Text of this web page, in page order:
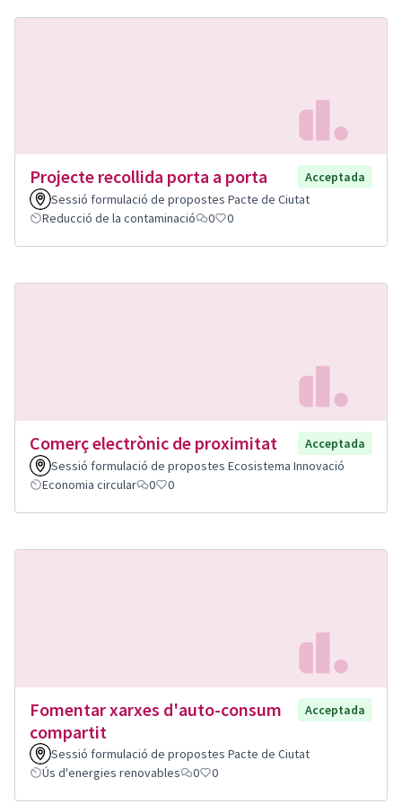
Projecte recollida porta a porta
Acceptada
Sessió formulació de propostes Pacte de Ciutat
Reducció de la contaminació
0 0
Comerç electrònic de proximitat
Acceptada
Sessió formulació de propostes Ecosistema Innovació
Economia circular
0 0
Fomentar xarxes d'auto-consum
compartit
Acceptada
Sessió formulació de propostes Pacte de Ciutat
Ús d'energies renovables
0 0